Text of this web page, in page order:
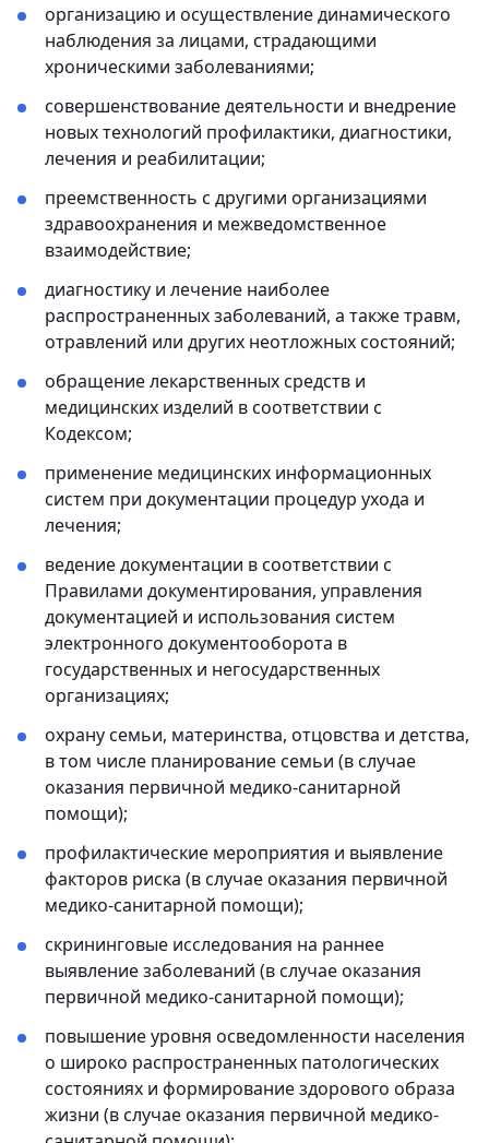
организацию и осуществление динамического
наблюдения за лицами, страдающими
хроническими заболеваниями;
совершенствование деятельности и внедрение
новых технологий профилактики, диагностики,
лечения и реабилитации;
преемственность с другими организациями
здравоохранения и межведомственное
взаимодействие;
диагностику и лечение наиболее
распространенных заболеваний, а также травм,
отравлений или других неотложных состояний;
обращение лекарственных средств и
медицинских изделий в соответствии с
Кодексом;
применение медицинских информационных
систем при документации процедур ухода и
лечения;
ведение документации в соответствии с
Правилами документирования, управления
документацией и использования систем
электронного документооборота в
государственных и негосударственных
организациях;
охрану семьи, материнства, отцовства и детства,
в том числе планирование семьи (в случае
оказания первичной медико-санитарной
помощи);
профилактические мероприятия и выявление
факторов риска (в случае оказания первичной
медико-санитарной помощи);
скрининговые исследования на раннее
выявление заболеваний (в случае оказания
первичной медико-санитарной помощи);
повышение уровня осведомленности населения
о широко распространенных патологических
состояниях и формирование здорового образа
жизни (в случае оказания первичной медико-